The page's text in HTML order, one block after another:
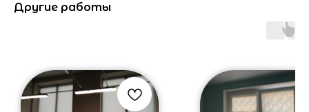
Другие работы